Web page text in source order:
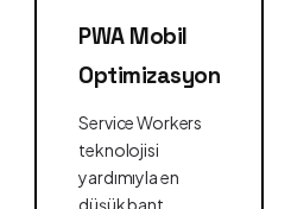
PWA Mobil
Optimizasyon
Service Workers
teknolojisi
yardımıyla en
düşük bant